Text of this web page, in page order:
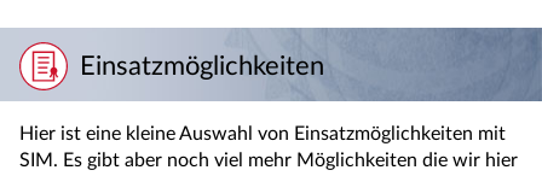
Einsatzmöglichkeiten
Hier ist eine kleine Auswahl von Einsatzmöglichkeiten mit
SIM. Es gibt aber noch viel mehr Möglichkeiten die wir hier